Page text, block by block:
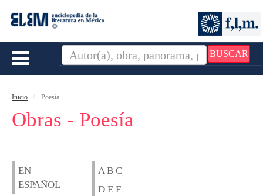
BUSCAR
Toggle
Inicio Poesía
Obras - Poesía
EN
ESPAÑOL
A B C
D E F